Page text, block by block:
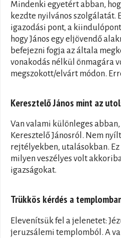
Mindenki egyetért abban,
kezdte nyilvános szolgálatát.
igazodási pont, a
hogy János egy eljövendő
befejezni fogja az általa
vonakodás nélkül önmagára
megszokott/elvárt módon.
Keresztelő János mint az
Van valami különleges
Keresztelő Jánosról. Nem
rejtélyekben, utalásokban.
milyen veszélyes volt
igazságokat.
Trükkös kérdés a
Elevenítsük fel a jelenetet:
jeruzsálemi templomból. A